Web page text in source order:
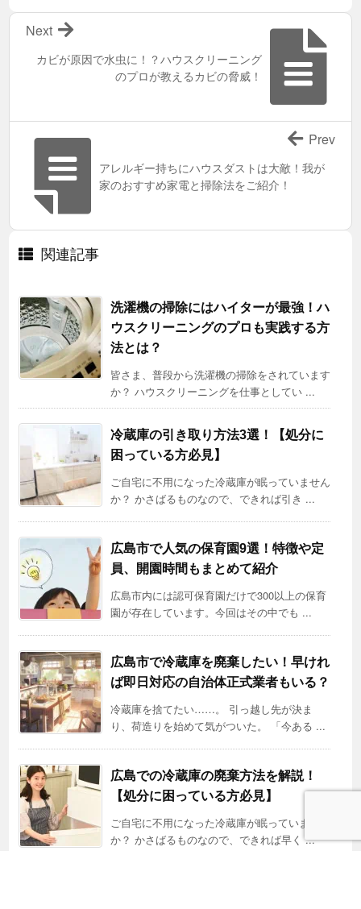
カビが原因で水虫に！？ハウスクリーニング
のプロが教えるカビの脅威！
Next
アレルギー持ちにハウスダストは大敵！我が
家のおすすめ家電と掃除法をご紹介！
Prev
関連記事
洗濯機の掃除にはハイターが最強！ハ
ウスクリーニングのプロも実践する方
法とは？
皆さま、普段から洗濯機の掃除をされています
か？ ハウスクリーニングを仕事としてい ...
冷蔵庫の引き取り方法3選！【処分に
困っている方必見】
ご自宅に不用になった冷蔵庫が眠っていません
か？ かさばるものなので、できれば引き ...
広島市で人気の保育園9選！特徴や定
員、開園時間もまとめて紹介
広島市内には認可保育園だけで300以上の保育
園が存在しています。今回はその中でも ...
広島市で冷蔵庫を廃棄したい！早けれ
ば即日対応の自治体正式業者もいる？
冷蔵庫を捨てたい……。 引っ越し先が決ま
り、荷造りを始めて気がついた。 「今ある ...
広島での冷蔵庫の廃棄方法を解説！
【処分に困っている方必見】
ご自宅に不用になった冷蔵庫が眠っていません
か？ かさばるものなので、できれば早く ...